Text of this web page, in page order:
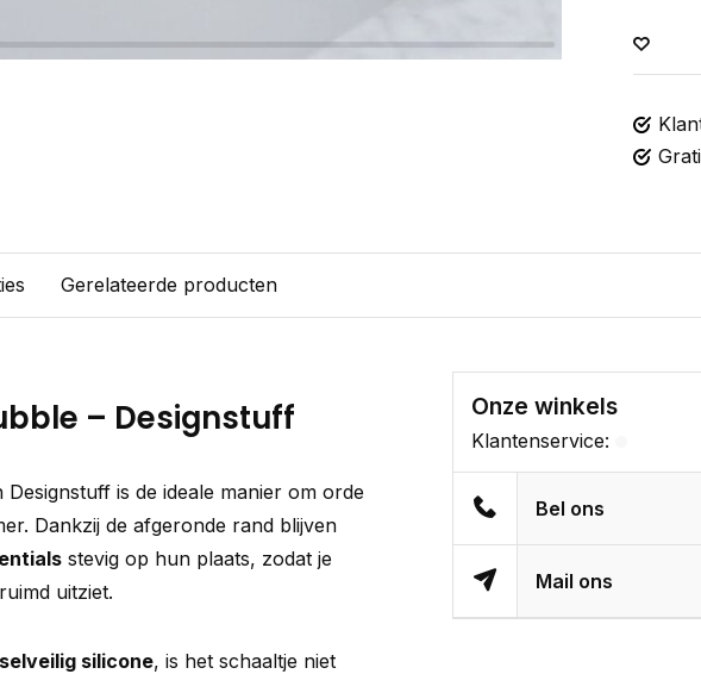
Gerelateerde producten
– Designstuff
Designstuff is de ideale manier om orde
Dankzij de afgeronde rand blijven
stevig op hun plaats, zodat je
uitziet.
silicone, is het schaaltje niet
Onze winkels
Klantenservice:
Bel ons
Mail ons